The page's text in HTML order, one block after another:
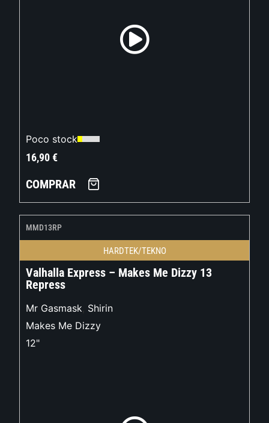
Poco stock
16,90€
COMPRAR
MMD13RP
HARDTEK/TEKNO
Valhalla Express – Makes Me Dizzy 13
Repress
Mr Gasmask, Shirin
Makes Me Dizzy
12"